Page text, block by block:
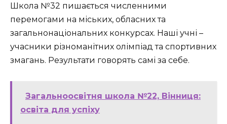
Школа №32 пишається численними
перемогами на міських, обласних та
загальнонаціональних конкурсах. Наші учні –
учасники різноманітних олімпіад та спортивних
змагань. Результати говорять самі за себе.
Загальноосвітня школа №22, Вінниця:
освіта для успіху